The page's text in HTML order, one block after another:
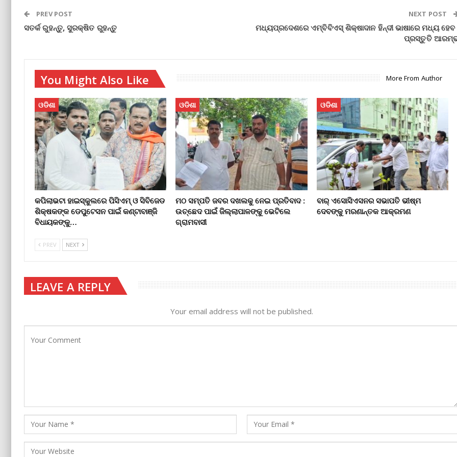
PREV POST
ସତର୍କ ରୁହନ୍ତୁ, ସୁରକ୍ଷିତ ରୁହନ୍ତୁ
NEXT POST
ମଧ୍ୟପ୍ରଦେଶରେ ଏମ୍‌ବିବିଏସ୍‌ ଶିକ୍ଷାଦାନ ହିନ୍ଦୀ ଭାଷାରେ ମଧ୍ୟ ହେବ
ପ୍ରସ୍ତୁତି
You Might Also Like More From Author
ଓଡିଶା
କପିଲାଭଟା ହାଇସ୍କୁଲରେ ପିସିଏମ୍ ଓ ସିବିଜେଡ
ଶିକ୍ଷକଙ୍କ ଡେପୁଟେସନ ପାଇଁ କଣ୍ଟାବାଞ୍ଜି
ବିଧାୟକଙ୍କୁ…
ଓଡିଶା
ମଠ ସମ୍ପତି ଜବର ଦଖଲକୁ ନେଇ ପ୍ରତିବାଦ :
ଉଚ୍ଛେଦ ପାଇଁ ଜିଲ୍ଲାପାଳଙ୍କୁ ଭେଟିଲେ
ଗ୍ରାମବାସୀ
ଓଡିଶା
ବାର୍‌ ଏସୋସିଏସନର ସଭାପତି ଭୀଷ୍ମ
ଦେବଙ୍କୁ ମରଣାନ୍ତକ ଆକ୍ରମଣ
PREV NEXT
LEAVE A REPLY
Your email address will not be published.